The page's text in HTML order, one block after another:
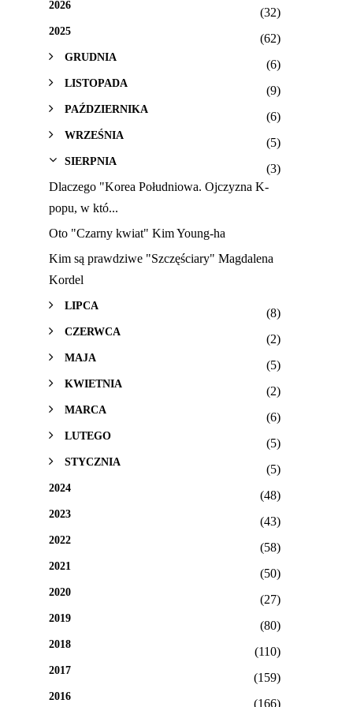
2026
(32)
2025
(62)
GRUDNIA
(6)
LISTOPADA
(9)
PAŹDZIERNIKA
(6)
WRZEŚNIA
(5)
SIERPNIA
(3)
Dlaczego "Korea Południowa. Ojczyzna K-
popu, w któ...
Oto "Czarny kwiat" Kim Young-ha
Kim są prawdziwe "Szczęściary" Magdalena
Kordel
LIPCA
(8)
CZERWCA
(2)
MAJA
(5)
KWIETNIA
(2)
MARCA
(6)
LUTEGO
(5)
STYCZNIA
(5)
2024
(48)
2023
(43)
2022
(58)
2021
(50)
2020
(27)
2019
(80)
2018
(110)
2017
(159)
2016
(166)